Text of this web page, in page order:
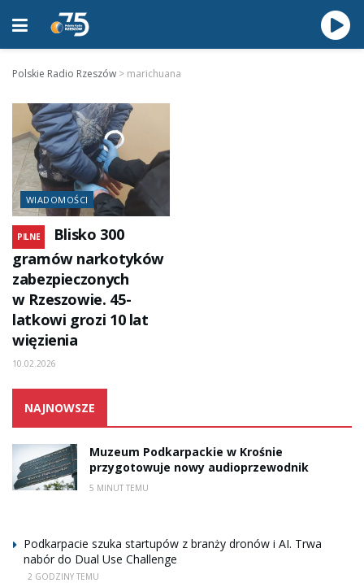
Polskie Radio Rzeszów > marichuana
WIADOMOŚCI
PILNE
Blisko 300
gramów narkotyków
zabezpieczonych
w Rzeszowie. 45-
latkowi grozi 10 lat
więzienia
10.02.2026
NAJNOWSZE
Muzeum Podkarpackie w Krośnie
przygotowuje nowy audioprzewodnik
5 MINUT TEMU
Podkarpacie szuka startupów z branży dronów i AI. Trwa
nabór do Dual Use Challenge
2 GODZINY TEMU